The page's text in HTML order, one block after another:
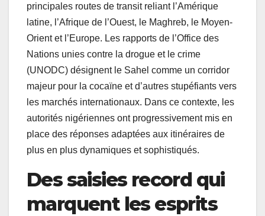
principales routes de transit reliant l’Amérique
latine, l’Afrique de l’Ouest, le Maghreb, le Moyen-
Orient et l’Europe. Les rapports de l’Office des
Nations unies contre la drogue et le crime
(UNODC) désignent le Sahel comme un corridor
majeur pour la cocaïne et d’autres stupéfiants vers
les marchés internationaux. Dans ce contexte, les
autorités nigériennes ont progressivement mis en
place des réponses adaptées aux itinéraires de
plus en plus dynamiques et sophistiqués.
Des saisies record qui
marquent les esprits